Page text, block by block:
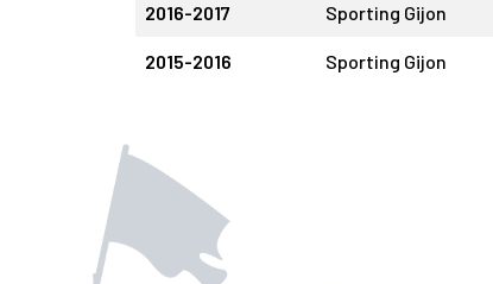
2016-2017 Sporting Gijon
2015-2016 Sporting Gijon